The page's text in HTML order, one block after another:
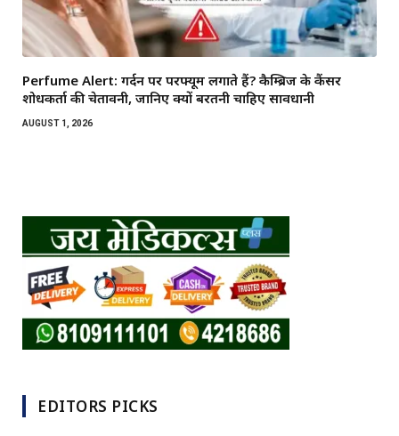
Perfume Alert: गर्दन पर परफ्यूम लगाते हैं? कैम्ब्रिज के कैंसर
शोधकर्ता की चेतावनी, जानिए क्यों बरतनी चाहिए सावधानी
AUGUST 1, 2026
EDITORS PICKS